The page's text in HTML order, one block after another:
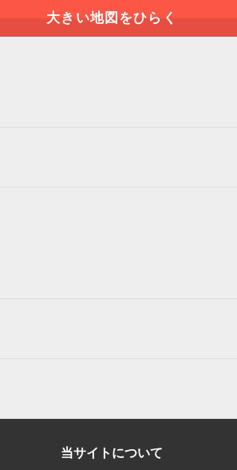
大きい地図をひらく
当サイトについて